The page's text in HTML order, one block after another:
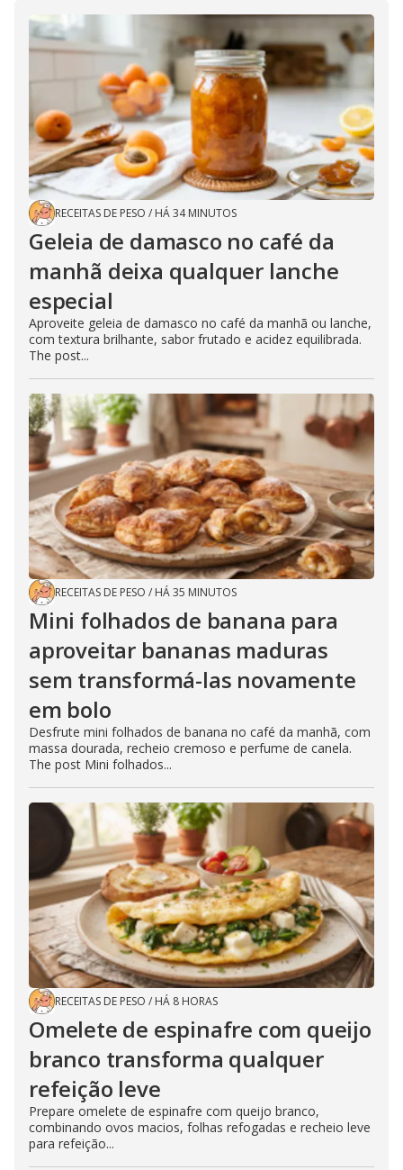
RECEITAS DE PESO / HÁ 34 MINUTOS
Geleia de damasco no café da
manhã deixa qualquer lanche
especial
Aproveite geleia de damasco no café da manhã ou lanche,
com textura brilhante, sabor frutado e acidez equilibrada.
The post...
RECEITAS DE PESO / HÁ 35 MINUTOS
Mini folhados de banana para
aproveitar bananas maduras
sem transformá-las novamente
em bolo
Desfrute mini folhados de banana no café da manhã, com
massa dourada, recheio cremoso e perfume de canela.
The post Mini folhados...
RECEITAS DE PESO / HÁ 8 HORAS
Omelete de espinafre com queijo
branco transforma qualquer
refeição leve
Prepare omelete de espinafre com queijo branco,
combinando ovos macios, folhas refogadas e recheio leve
para refeição...